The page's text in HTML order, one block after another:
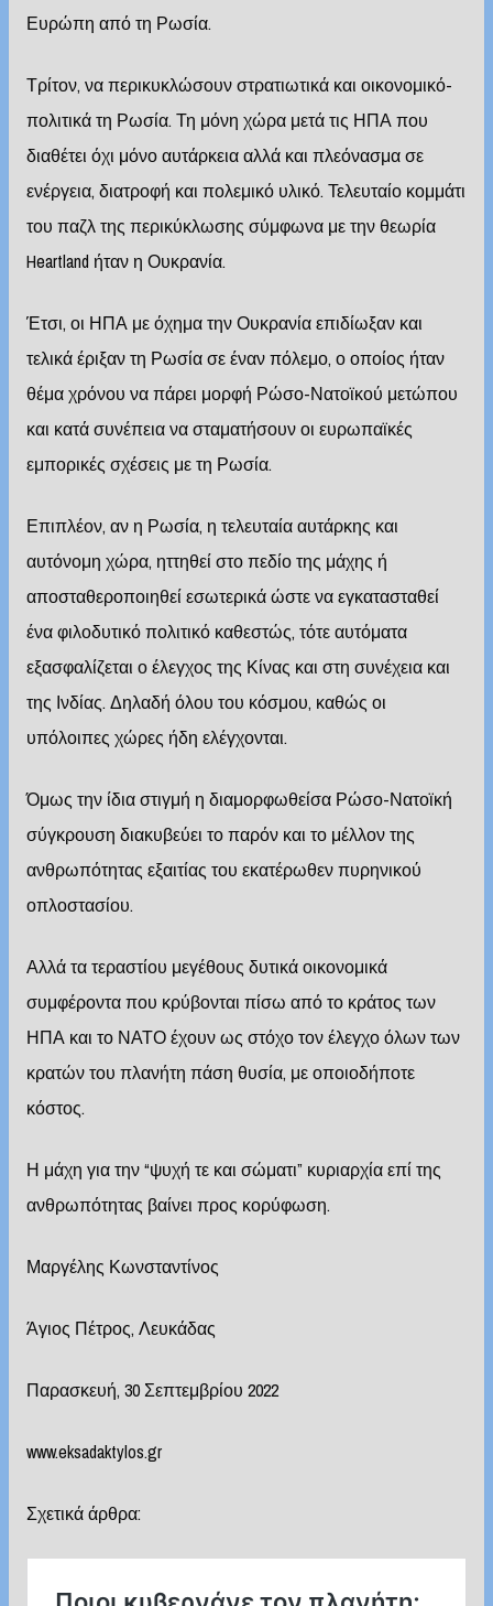
Ευρώπη από τη Ρωσία.
Τρίτον, να περικυκλώσουν στρατιωτικά και οικονομικό-
πολιτικά τη Ρωσία. Τη μόνη χώρα μετά τις ΗΠΑ που
διαθέτει όχι μόνο αυτάρκεια αλλά και πλεόνασμα σε
ενέργεια, διατροφή και πολεμικό υλικό. Τελευταίο κομμάτι
του παζλ της περικύκλωσης σύμφωνα με την θεωρία
Heartland ήταν η Ουκρανία.
Έτσι, οι ΗΠΑ με όχημα την Ουκρανία επιδίωξαν και
τελικά έριξαν τη Ρωσία σε έναν πόλεμο, ο οποίος ήταν
θέμα χρόνου να πάρει μορφή Ρώσο-Νατοϊκού μετώπου
και κατά συνέπεια να σταματήσουν οι ευρωπαϊκές
εμπορικές σχέσεις με τη Ρωσία.
Επιπλέον, αν η Ρωσία, η τελευταία αυτάρκης και
αυτόνομη χώρα, ηττηθεί στο πεδίο της μάχης ή
αποσταθεροποιηθεί εσωτερικά ώστε να εγκατασταθεί
ένα φιλοδυτικό πολιτικό καθεστώς, τότε αυτόματα
εξασφαλίζεται ο έλεγχος της Κίνας και στη συνέχεια και
της Ινδίας. Δηλαδή όλου του κόσμου, καθώς οι
υπόλοιπες χώρες ήδη ελέγχονται.
Όμως την ίδια στιγμή η διαμορφωθείσα Ρώσο-Νατοϊκή
σύγκρουση διακυβεύει το παρόν και το μέλλον της
ανθρωπότητας εξαιτίας του εκατέρωθεν πυρηνικού
οπλοστασίου.
Αλλά τα τεραστίου μεγέθους δυτικά οικονομικά
συμφέροντα που κρύβονται πίσω από το κράτος των
ΗΠΑ και το ΝΑΤΟ έχουν ως στόχο τον έλεγχο όλων των
κρατών του πλανήτη πάση θυσία, με οποιοδήποτε
κόστος.
Η μάχη για την “ψυχή τε και σώματι” κυριαρχία επί της
ανθρωπότητας βαίνει προς κορύφωση.
Μαργέλης Κωνσταντίνος
Άγιος Πέτρος, Λευκάδας
Παρασκευή, 30 Σεπτεμβρίου 2022
www.eksadaktylos.gr
Σχετικά άρθρα: